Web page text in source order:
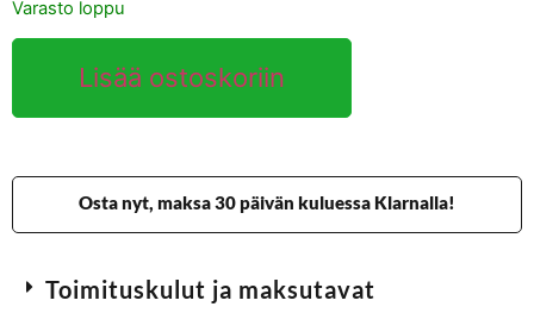
Varasto loppu
Lisää ostoskoriin
Osta nyt, maksa 30 päivän kuluessa Klarnalla!
Toimituskulut ja maksutavat